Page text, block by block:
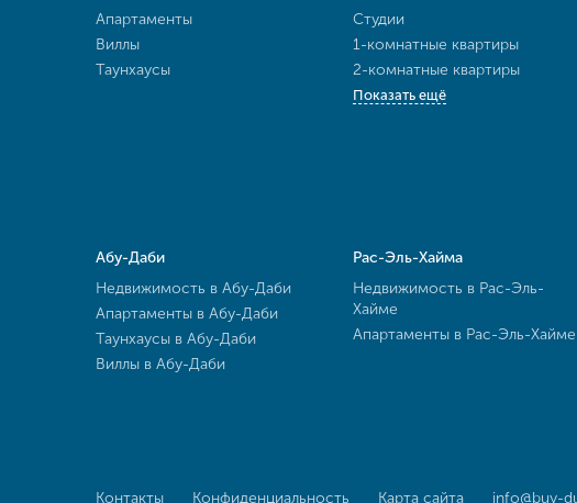
Апартаменты
Виллы
Таунхаусы
Студии
1-комнатные квартиры
2-комнатные квартиры
Показать ещё
Абу-Даби
Недвижимость в Абу-Даби
Апартаменты в Абу-Даби
Таунхаусы в Абу-Даби
Виллы в Абу-Даби
Рас-Эль-Хайма
Недвижимость в Рас-Эль-
Хайме
Апартаменты в Рас-Эль-Хайме
Контакты Конфиденциальность Карта сайта info@buy-